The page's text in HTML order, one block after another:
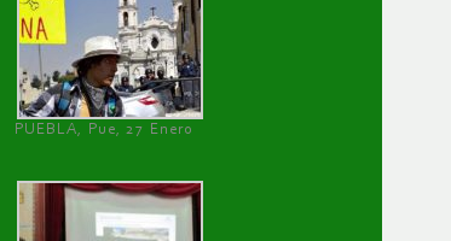
PUEBLA, Pue, 27 Enero